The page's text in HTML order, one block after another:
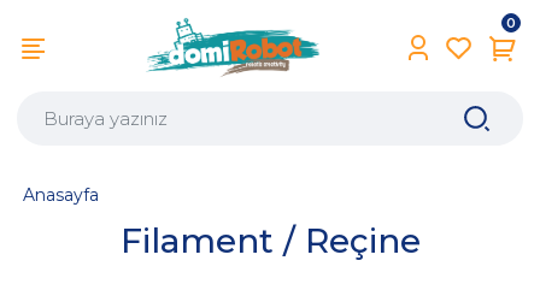
0
Filament / Reçine
Anasayfa